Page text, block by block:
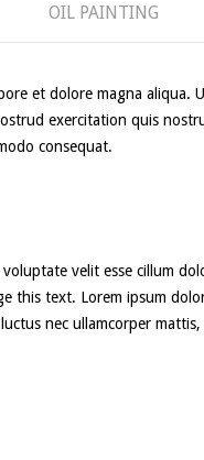
OIL PAINTING
et dolore magna aliqua.
exercitation quis
consequat.
velit esse cillum
this text. Lorem ipsum
nec ullamcorper